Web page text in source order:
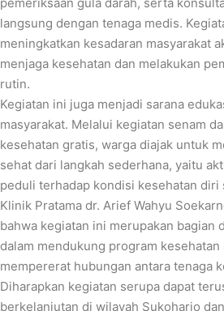
langsung dengan tenaga medis.
meningkatkan kesadaran masyarakat
menjaga kesehatan dan melakukan
rutin.
Kegiatan ini juga menjadi sarana
masyarakat. Melalui kegiatan senam
kesehatan gratis, warga diajak untuk
sehat dari langkah sederhana, yaitu
peduli terhadap kondisi kesehatan diri
Klinik Pratama dr. Arief Wahyu
bahwa kegiatan ini merupakan bagian
dalam mendukung program
mempererat hubungan antara tenaga
Diharapkan kegiatan serupa dapat
berkelanjutan di wilayah Sukoharjo